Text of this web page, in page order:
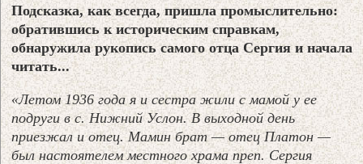
Подсказка, как всегда, пришла промыслительно:
обратившись к историческим справкам,
обнаружила рукопись самого отца Сергия и начала
читать...
«Летом 1936 года я и сестра жили с мамой у ее
подруги в с. Нижний Услон. В выходной день
приезжал и отец. Мамин брат — отец Платон —
был настоятелем местного храма преп. Сергия